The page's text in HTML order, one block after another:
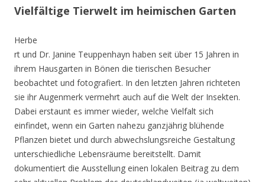
Vielfältige Tierwelt im heimischen Garten
Herbe
rt und Dr. Janine Teuppenhayn haben seit über 15 Jahren in
ihrem Hausgarten in Bönen die tierischen Besucher
beobachtet und fotografiert. In den letzten Jahren richteten
sie ihr Augenmerk vermehrt auch auf die Welt der Insekten.
Dabei erstaunt es immer wieder, welche Vielfalt sich
einfindet, wenn ein Garten nahezu ganzjährig blühende
Pflanzen bietet und durch abwechslungsreiche Gestaltung
unterschiedliche Lebensräume bereitstellt. Damit
dokumentiert die Ausstellung einen lokalen Beitrag zu dem